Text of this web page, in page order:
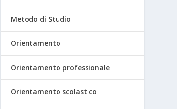
Metodo di Studio
Orientamento
Orientamento professionale
Orientamento scolastico